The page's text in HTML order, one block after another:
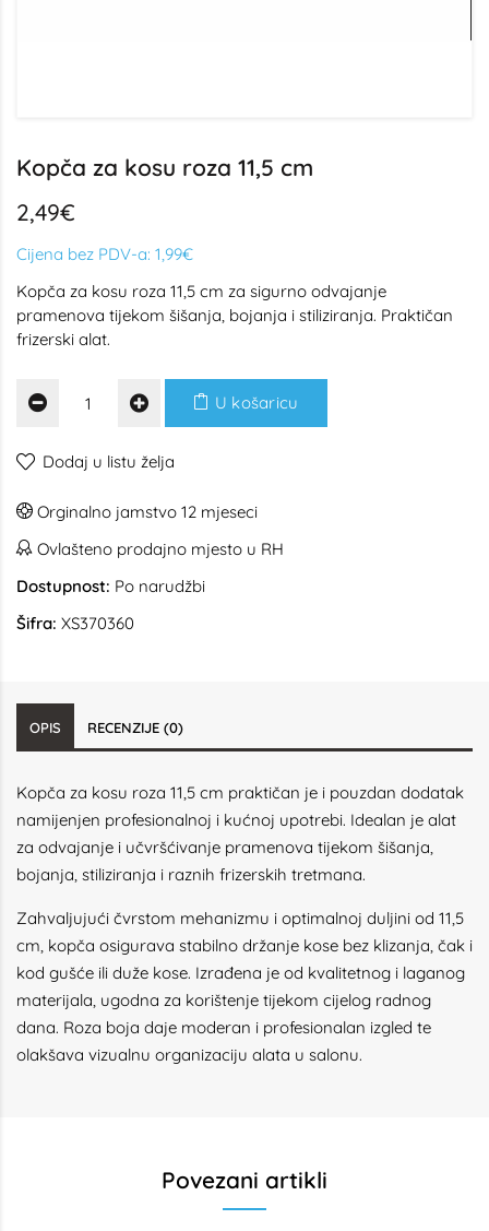
Kopča za kosu roza 11,5 cm
2,49€
Cijena bez PDV-a: 1,99€
Kopča za kosu roza 11,5 cm za sigurno odvajanje
pramenova tijekom šišanja, bojanja i stiliziranja. Praktičan
frizerski alat.
U košaricu
Dodaj u listu želja
Orginalno jamstvo 12 mjeseci
Ovlašteno prodajno mjesto u RH
Dostupnost: Po narudžbi
Šifra: XS370360
OPIS RECENZIJE (0)
Kopča za kosu roza 11,5 cm praktičan je i pouzdan dodatak
namijenjen profesionalnoj i kućnoj upotrebi. Idealan je alat
za odvajanje i učvršćivanje pramenova tijekom šišanja,
bojanja, stiliziranja i raznih frizerskih tretmana.
Zahvaljujući čvrstom mehanizmu i optimalnoj duljini od 11,5
cm, kopča osigurava stabilno držanje kose bez klizanja, čak i
kod gušće ili duže kose. Izrađena je od kvalitetnog i laganog
materijala, ugodna za korištenje tijekom cijelog radnog
dana. Roza boja daje moderan i profesionalan izgled te
olakšava vizualnu organizaciju alata u salonu.
Povezani artikli